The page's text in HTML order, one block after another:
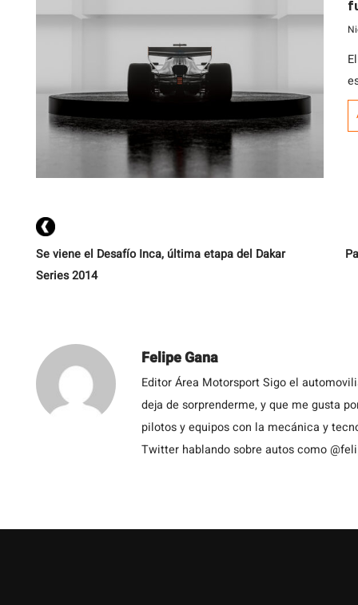
Se viene el Desafío Inca, última etapa del Dakar
Series 2014
Felipe Gana
Editor Área Motorsport Sigo el
deja de sorprenderme, y que me gusta
pilotos y equipos con la mecánica y
Twitter hablando sobre autos como